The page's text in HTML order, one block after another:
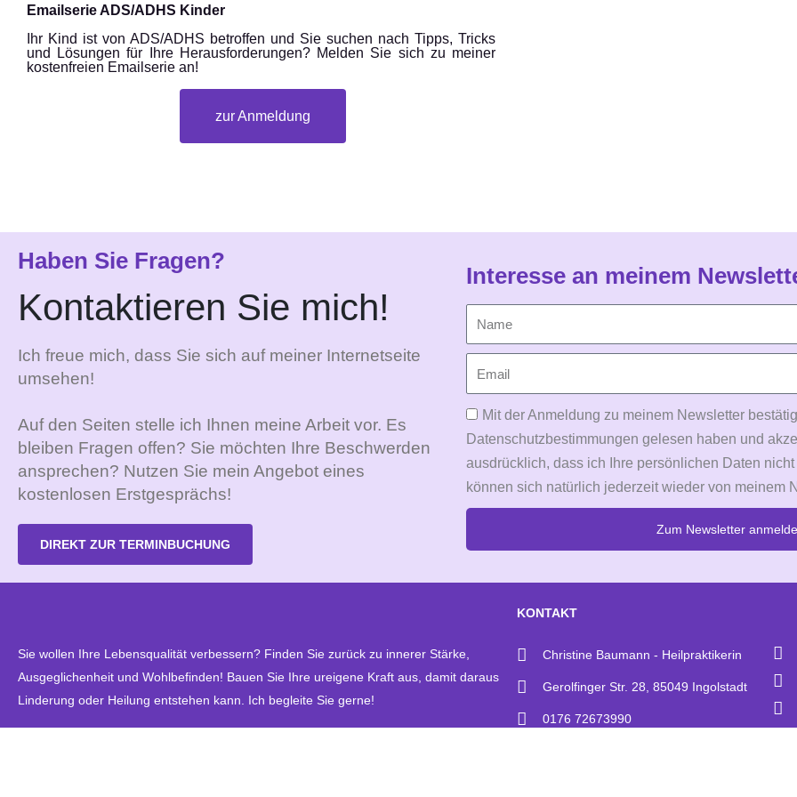
Emailserie ADS/ADHS Kinder
Ihr Kind ist von ADS/ADHS betroffen und Sie suchen nach Tipps, Tricks
und Lösungen für Ihre Herausforderungen? Melden Sie sich zu meiner
kostenfreien Emailserie an!
zur Anmeldung
Haben Sie Fragen?
Kontaktieren Sie mich!
Ich freue mich, dass Sie sich auf meiner Internetseite
umsehen!
Auf den Seiten stelle ich Ihnen meine Arbeit vor. Es
bleiben Fragen offen? Sie möchten Ihre Beschwerden
ansprechen? Nutzen Sie mein Angebot eines
kostenlosen Erstgesprächs!
DIREKT ZUR TERMINBUCHUNG
Interesse an meinem
Mit der Anmeldung zu meinem Newsletter
Datenschutzbestimmungen gelesen haben und
ausdrücklich, dass ich Ihre persönlichen Daten
können sich natürlich jederzeit wieder von meinem
Zum Newsletter
Sie wollen Ihre Lebensqualität verbessern? Finden Sie zurück zu innerer Stärke,
Ausgeglichenheit und Wohlbefinden! Bauen Sie Ihre ureigene Kraft aus, damit daraus
Linderung oder Heilung entstehen kann. Ich begleite Sie gerne!
KONTAKT
Christine Baumann - Heilpraktikerin
Gerolfinger Str. 28, 85049 Ingolstadt
0176 72673990